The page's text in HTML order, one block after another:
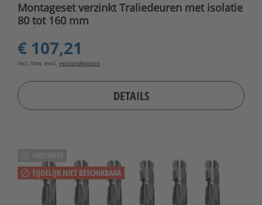
Montageset verzinkt Traliedeuren met isolatie
80 tot 160 mm
€ 107,21
incl. btw, excl. verzendkosten
DETAILS
TIJDELIJK NIET BESCHIKBAAR